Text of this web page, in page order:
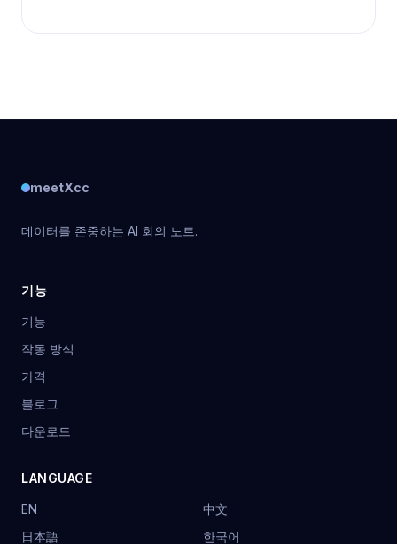
meetXcc
데이터를 존중하는 AI 회의 노트.
기능
기능
작동 방식
가격
블로그
다운로드
LANGUAGE
EN
中文
日本語
한국어